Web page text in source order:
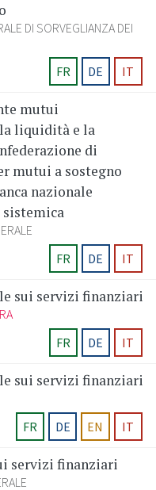
DI SORVEGLIANZA DEI
FR
DE IT
mutui
liquidità e la
di
mutui a sostegno
nazionale
sistemica
FR
DE IT
sui servizi finanziari
FR
DE IT
sui servizi finanziari
FR
DE EN IT
servizi finanziari